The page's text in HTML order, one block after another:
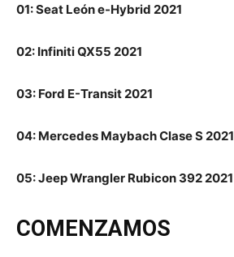
01: Seat León e-Hybrid 2021
02: Infiniti QX55 2021
03: Ford E-Transit 2021
04: Mercedes Maybach Clase S 2021
05: Jeep Wrangler Rubicon 392 2021
COMENZAMOS